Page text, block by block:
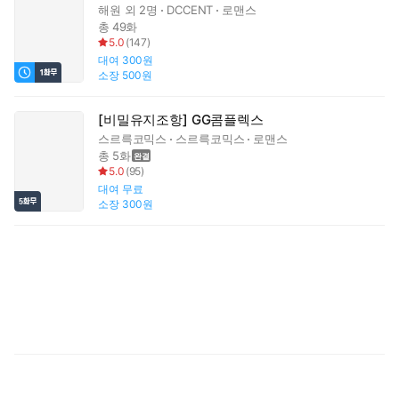
해원 외 2명 DCCENT
로맨스
총 49화
5.0 (147)
대여 300원
소장 500원
[비밀유지조항] GG콤플렉스
스르륵코믹스 스르륵코믹스
로맨스
총 5화
5.0 (95)
대여 무료
소장 300원